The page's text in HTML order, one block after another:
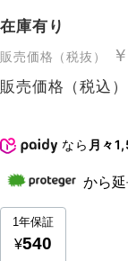
在庫有り
販売価格（税抜）
販売価格（税込）
なら 月々